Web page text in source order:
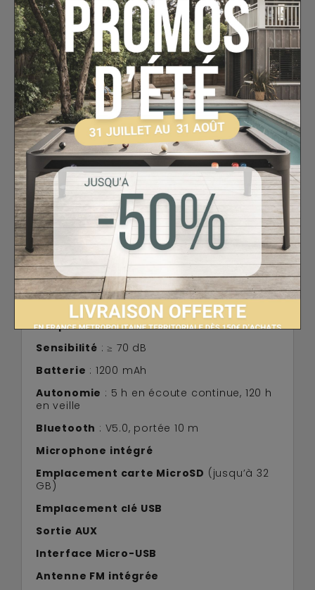
Port AUX pour vos appareils filaires,
Port Micro-USB pour la charge et la
connexion,
Micro intégré pour les appels mains libres,
Antenne FMpour écouter vos radios
favorites,
Support smartphoneintégré pour un
usage pratique au quotidien.
Compacte et pratique, la Bolaris Bronx
offre jusqu’à5 heures d’autonomie en
écoute continueet120 heures en veille,
avec un temps de charge rapide de
seulement 2 heures
Caractéristiques techniques
Composition: Bois / Alliage / PCB
Puissance RMS: 8 W
Fréquence: 60 Hz – 18 kHz
Sensibilité : ≥ 70 dB
Batterie : 1200 mAh
Autonomie : 5 h en écoute continue, 120 h
en veille
Bluetooth : V5.0, portée 10 m
Microphone intégré
Emplacement carte MicroSD (jusqu’à 32
GB)
Emplacement clé USB
Sortie AUX
Interface Micro-USB
Antenne FM intégrée